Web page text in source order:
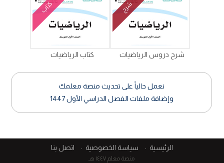
شرح
شرح دروس الرياضيات
كتاب
كتاب الرياضيات
نعمل حالياً على تحديث منصة معلمك
وإضافة ملفات الفصل الدراسي الأول 1447
الرئيسية سياسة الخصوصية اتصل بنا
منصة معلم ١٤٤٧ هـ